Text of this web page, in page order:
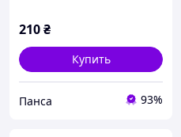
210₴
Купить
Панса 93%